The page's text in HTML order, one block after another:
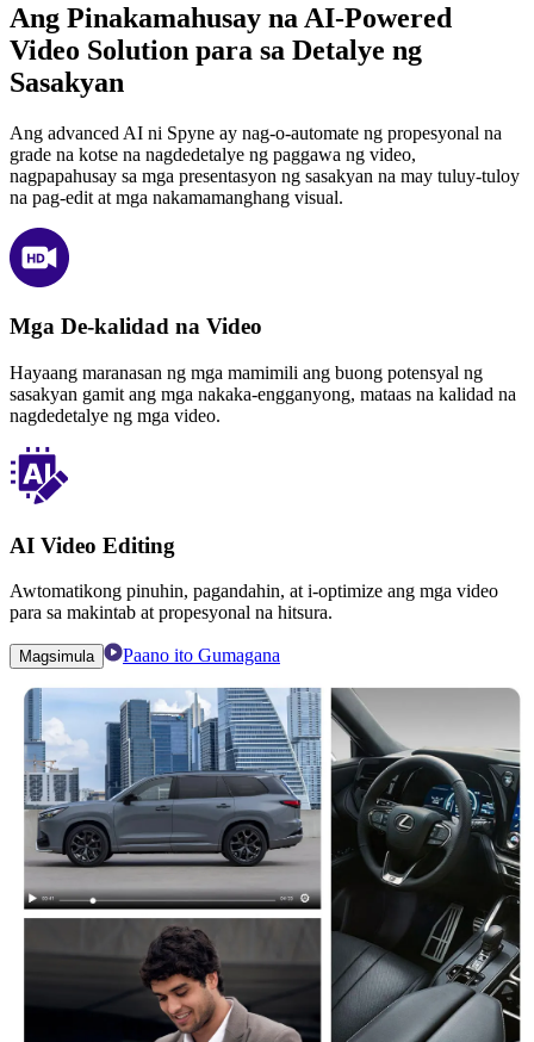
Ang Pinakamahusay na AI-Powered
Video Solution para sa Detalye ng
Sasakyan
Ang advanced AI ni Spyne ay nag-o-automate ng propesyonal na
grade na kotse na nagdedetalye ng paggawa ng video,
nagpapahusay sa mga presentasyon ng sasakyan na may tuluy-tuloy
na pag-edit at mga nakamamanghang visual.
Mga De-kalidad na Video
Hayaang maranasan ng mga mamimili ang buong potensyal ng
sasakyan gamit ang mga nakaka-engganyong, mataas na kalidad na
nagdedetalye ng mga video.
AI Video Editing
Awtomatikong pinuhin, pagandahin, at i-optimize ang mga video
para sa makintab at propesyonal na hitsura.
Magsimula Paano ito Gumagana